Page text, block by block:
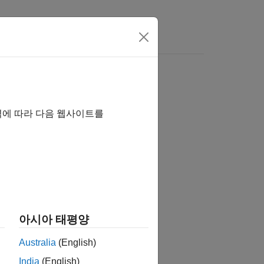
따라 다음 웹사이트를
아시아 태평양
Australia (English)
India (English)